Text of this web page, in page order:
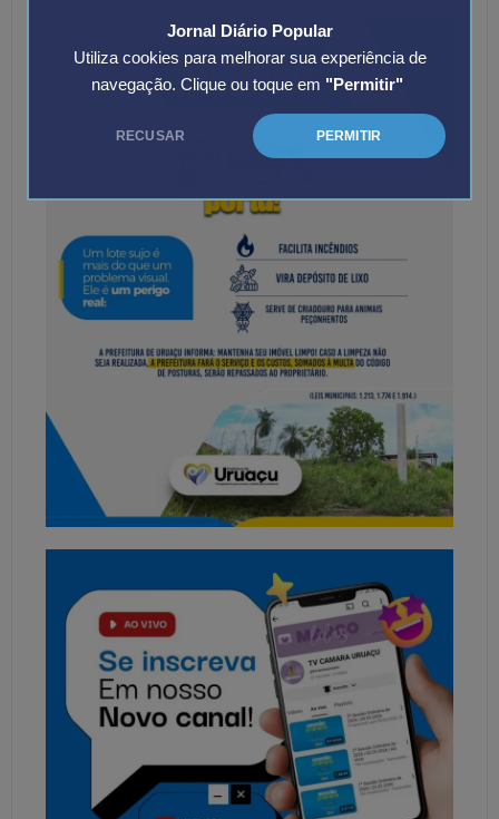
Jornal Diário Popular
Utiliza cookies para melhorar sua experiência de
navegação. Clique ou toque em "Permitir"
RECUSAR PERMITIR